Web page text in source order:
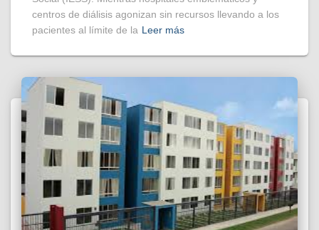
centros de diálisis agonizan sin recursos llevando a los
pacientes al límite de la Leer más